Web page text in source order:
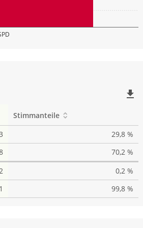
file_download
Stimmanteile
29,8 %
70,2 %
2
0,2 %
99,8 %